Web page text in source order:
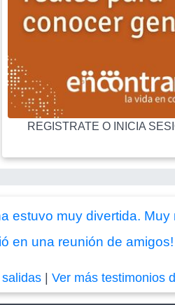
REGISTRATE O INICIA
estuvo muy divertida.
en una reunión de
|Ver más testimonios